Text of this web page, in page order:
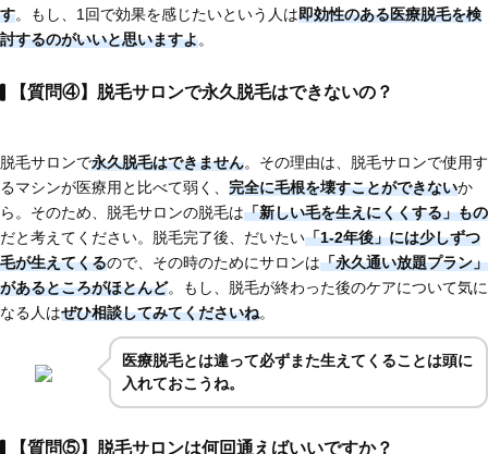
す。もし、1回で効果を感じたいという人は即効性のある医療脱毛を検
討するのがいいと思いますよ。
【質問④】脱毛サロンで永久脱毛はできないの？
脱毛サロンで永久脱毛はできません。その理由は、脱毛サロンで使用す
るマシンが医療用と比べて弱く、 完全に毛根を壊すことができないか
ら。そのため、脱毛サロンの脱毛は「新しい毛を生えにくくする」もの
だと考えてください。脱毛完了後、だいたい「1-2年後」には少しずつ
毛が生えてくるので、その時のためにサロンは「永久通い放題プラン」
があるところがほとんど。もし、脱毛が終わった後のケアについて気に
なる人はぜひ相談してみてくださいね。
医療脱毛とは違って必ずまた生えてくることは頭に
入れておこうね。
【質問⑤】脱毛サロンは何回通えばいいですか？